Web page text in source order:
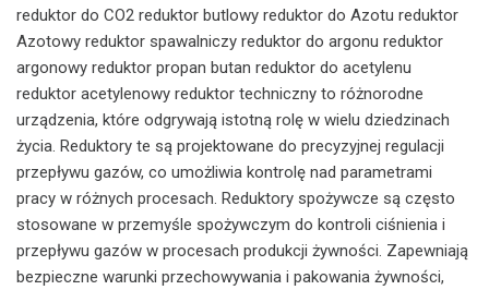
reduktor do CO2 reduktor butlowy reduktor do Azotu reduktor
Azotowy reduktor spawalniczy reduktor do argonu reduktor
argonowy reduktor propan butan reduktor do acetylenu
reduktor acetylenowy reduktor techniczny to różnorodne
urządzenia, które odgrywają istotną rolę w wielu dziedzinach
życia. Reduktory te są projektowane do precyzyjnej regulacji
przepływu gazów, co umożliwia kontrolę nad parametrami
pracy w różnych procesach. Reduktory spożywcze są często
stosowane w przemyśle spożywczym do kontroli ciśnienia i
przepływu gazów w procesach produkcji żywności. Zapewniają
bezpieczne warunki przechowywania i pakowania żywności,